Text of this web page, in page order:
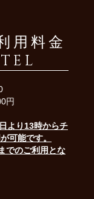
用料金
円
より13時からチ
可能です。
でのご利用とな